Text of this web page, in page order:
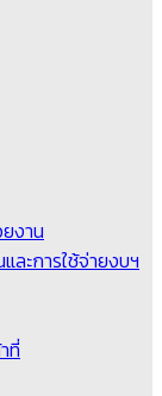
งาน
ละการใช้จ่ายงบฯ
ที่